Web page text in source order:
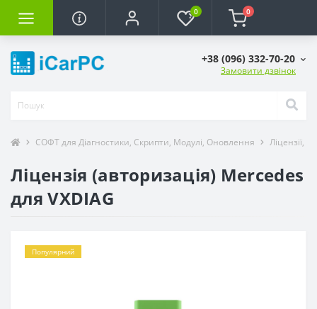
0 0
+38 (096) 332-70-20
Замовити дзвінок
СОФТ для Діагностики, Скрипти, Модулі, Оновлення Ліцензії,
Ліцензія (авторизація) Mercedes
для VXDIAG
Популярний